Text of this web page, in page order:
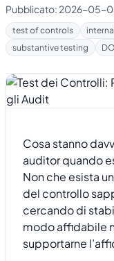
Pubblicato: 2026-05-
test of controls
substantive testing
Cosa stanno
auditor quando
Non che esista
del controllo
cercando di
modo affidabile
supportarne